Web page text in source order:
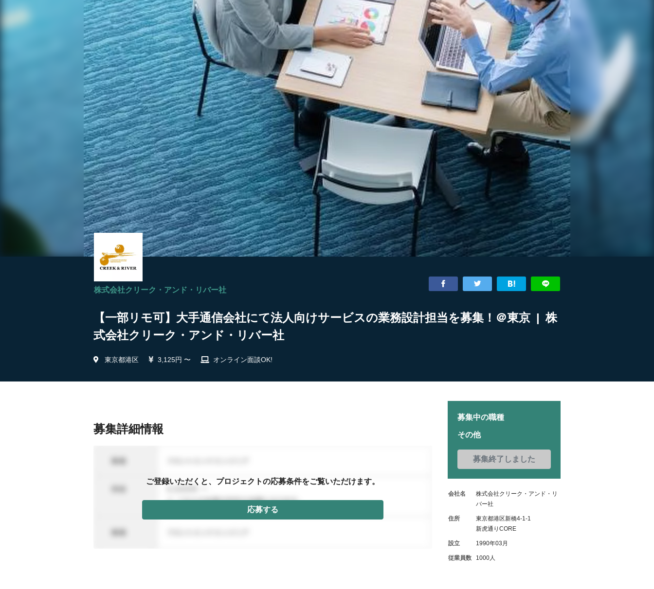
株式会社クリーク・アンド・リバー社
【一部リモ可】大手通信会社にて法人向けサービスの業務設計担当を募集！＠東京 | 株
式会社クリーク・アンド・リバー社
東京都港区 3,125円 〜 オンライン面談OK!
募集詳細情報
ご登録いただくと、プロジェクトの応募条件をご覧いただけます。
応募する
募集中の職種
その他
募集終了しました
会社名
株式会社クリーク・アンド・リ
バー社
住所
東京都港区新橋4-1-1
新虎通りCORE
設立 1990年03月
従業員数 1000人